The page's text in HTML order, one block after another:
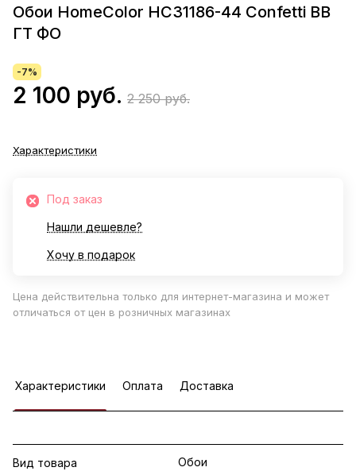
Обои HomeColor HC31186-44 Confetti ВВ
ГТ ФО
-7%
2 100 руб. 2 250 руб.
Характеристики
Под заказ
Нашли дешевле?
Хочу в подарок
Цена действительна только для интернет-магазина и может
отличаться от цен в розничных магазинах
Характеристики Оплата Доставка
Вид товара Обои